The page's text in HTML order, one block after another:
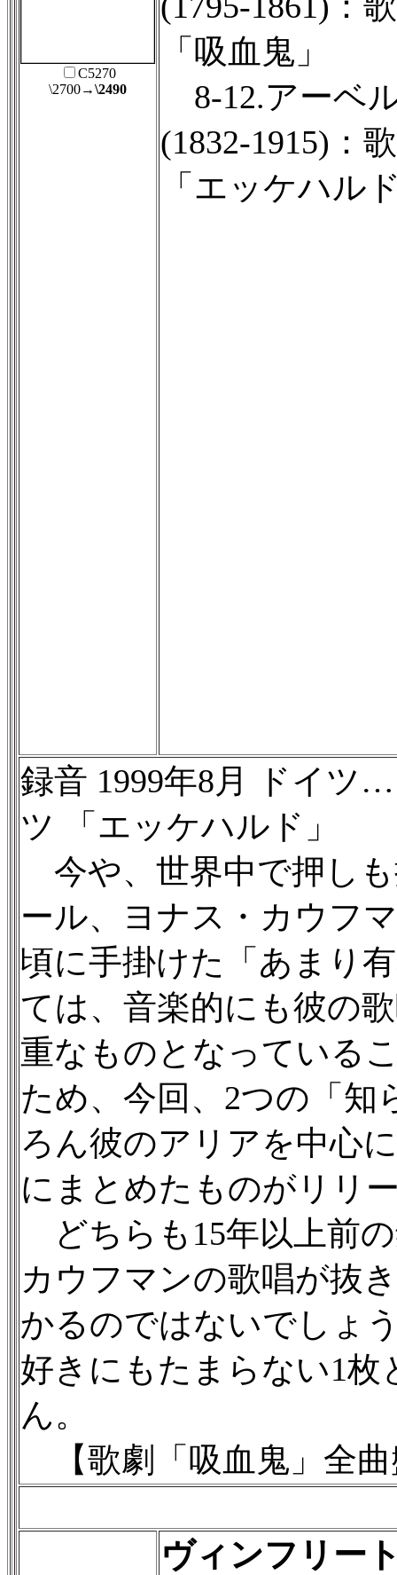
C5270
\2700→\2490
「吸血鬼」
8-12.アーベ
(1832-1915)：
「エッケハル
録音 1999年8月 ドイツ
ツ 「エッケハルド」
今や、世界中で押し
ール、ヨナス・カウフ
頃に手掛けた「あまり
ては、音楽的にも彼の
重なものとなっている
ため、今回、2つの「知
ろん彼のアリアを中心
にまとめたものがリリ
どちらも15年以上前
カウフマンの歌唱が抜
かるのではないでしょ
好きにもたまらない1
ん。
【歌劇「吸血鬼」全
ヴィンフリー